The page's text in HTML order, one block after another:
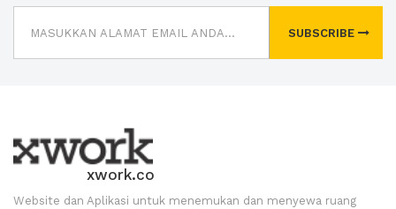
SUBSCRIBE
xwork.co
Website dan Aplikasi untuk menemukan dan menyewa ruang